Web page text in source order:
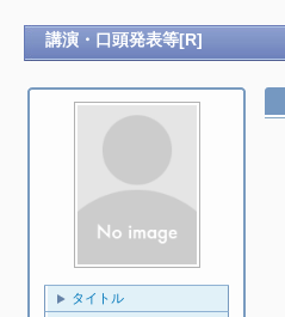
講演・口頭発表等[R]
タイトル